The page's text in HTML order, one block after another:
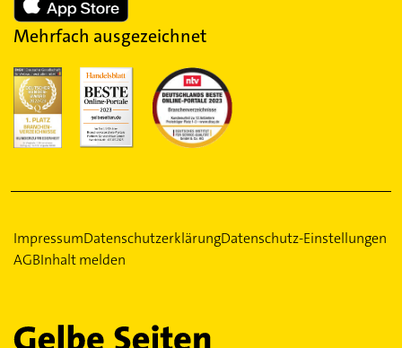
Mehrfach ausgezeichnet
ImpressumDatenschutzerklärungDatenschutz-Einstellungen
AGBInhalt melden